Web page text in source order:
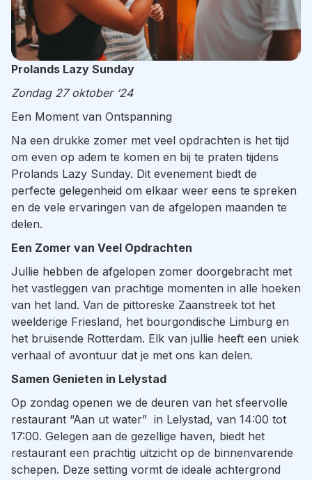
Prolands Lazy Sunday
Zondag 27 oktober ‘24
Een Moment van Ontspanning
Na een drukke zomer met veel opdrachten is het tijd
om even op adem te komen en bij te praten tijdens
Prolands Lazy Sunday. Dit evenement biedt de
perfecte gelegenheid om elkaar weer eens te spreken
en de vele ervaringen van de afgelopen maanden te
delen.
Een Zomer van Veel Opdrachten
Jullie hebben de afgelopen zomer doorgebracht met
het vastleggen van prachtige momenten in alle hoeken
van het land. Van de pittoreske Zaanstreek tot het
weelderige Friesland, het bourgondische Limburg en
het bruisende Rotterdam. Elk van jullie heeft een uniek
verhaal of avontuur dat je met ons kan delen.
Samen Genieten in Lelystad
Op zondag openen we de deuren van het sfeervolle
restaurant “Aan ut water” in Lelystad, van 14:00 tot
17:00. Gelegen aan de gezellige haven, biedt het
restaurant een prachtig uitzicht op de binnenvarende
schepen. Deze setting vormt de ideale achtergrond